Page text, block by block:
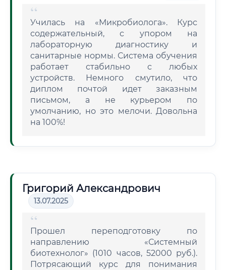
Училась на «Микробиолога». Курс
содержательный, с упором на
лабораторную диагностику и
санитарные нормы. Система обучения
работает стабильно с любых
устройств. Немного смутило, что
диплом почтой идет заказным
письмом, а не курьером по
умолчанию, но это мелочи. Довольна
на 100%!
Григорий Александрович
13.07.2025
Прошел переподготовку по
направлению «Системный
биотехнолог» (1010 часов, 52000 руб.).
Потрясающий курс для понимания